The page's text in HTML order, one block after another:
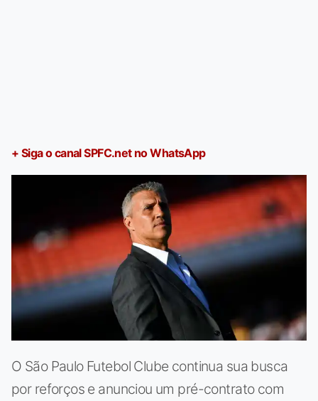
+ Siga o canal SPFC.net no WhatsApp
O São Paulo Futebol Clube continua sua busca
por reforços e anunciou um pré-contrato com